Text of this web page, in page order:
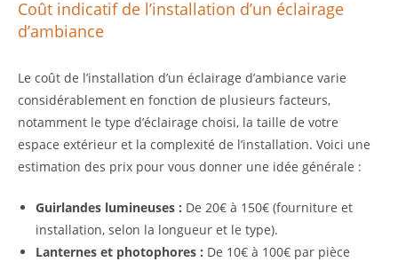
Coût indicatif de l’installation d’un éclairage
d’ambiance
Le coût de l’installation d’un éclairage d’ambiance varie
considérablement en fonction de plusieurs facteurs,
notamment le type d’éclairage choisi, la taille de votre
espace extérieur et la complexité de l’installation. Voici une
estimation des prix pour vous donner une idée générale :
Guirlandes lumineuses : De 20€ à 150€ (fourniture et
installation, selon la longueur et le type).
Lanternes et photophores : De 10€ à 100€ par pièce